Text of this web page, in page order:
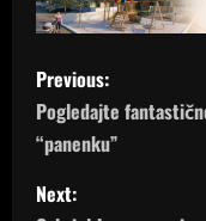
P
o
s
Previous:
Pogledajte
“panenku”
Next: